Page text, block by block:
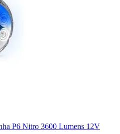
P6 Nitro 3600 Lumens 12V